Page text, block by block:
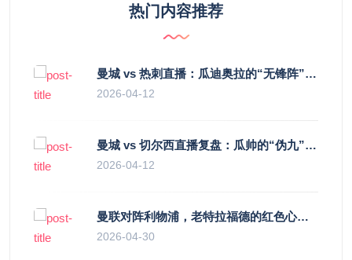
热门内容推荐
曼城 vs 热刺直播：瓜迪奥拉的“无锋阵”是天才设计还是自废武功？
2026-04-12
曼城 vs 切尔西直播复盘：瓜帅的“伪九”陷阱，如何绞杀蓝军的“三中卫”？
2026-04-12
曼联对阵利物浦，老特拉福德的红色心跳与蓝色暗涌
2026-04-30